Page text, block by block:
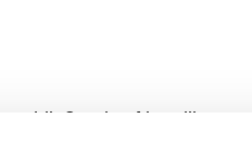
saftig grillen